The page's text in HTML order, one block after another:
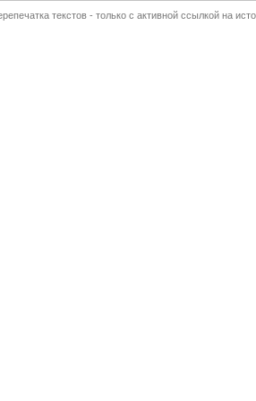
текстов - только с активной ссылкой на